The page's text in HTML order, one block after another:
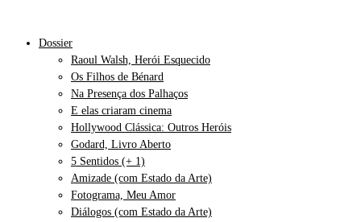
Dossier
Raoul Walsh, Herói Esquecido
Os Filhos de Bénard
Na Presença dos Palhaços
E elas criaram cinema
Hollywood Clássica: Outros Heróis
Godard, Livro Aberto
5 Sentidos (+ 1)
Amizade (com Estado da Arte)
Fotograma, Meu Amor
Diálogos (com Estado da Arte)